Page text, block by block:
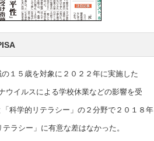
１５歳を対象に２０２２年に実施した
ウイルスによる学校休業などの影響を受
科学的リテラシー」の２分野で２０１８年
ラシー」に有意な差はなかった。